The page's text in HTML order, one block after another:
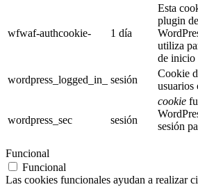
wfwaf-authcookie- 1 día
Esta
plugin
utiliza
de inicio
wordpress_logged_in_
sesión
Cookie
usuarios
wordpress_sec sesión
cookie
sesión
Funcional
Funcional
Las cookies funcionales ayudan a realizar